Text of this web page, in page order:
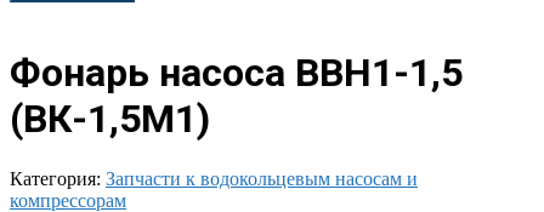
Фонарь насоса ВВН1-1,5
(ВК-1,5М1)
Категория: Запчасти к водокольцевым насосам и
компрессорам